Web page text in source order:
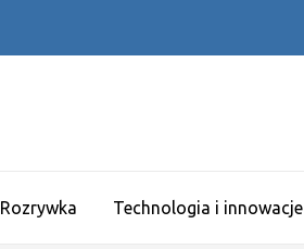
Rozrywka Technologia i innowacje